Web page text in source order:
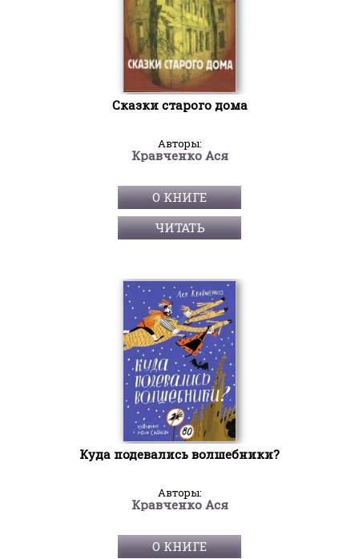
Сказки старого дома
Авторы:
Кравченко Ася
О КНИГЕ
ЧИТАТЬ
Куда подевались волшебники?
Авторы:
Кравченко Ася
О КНИГЕ